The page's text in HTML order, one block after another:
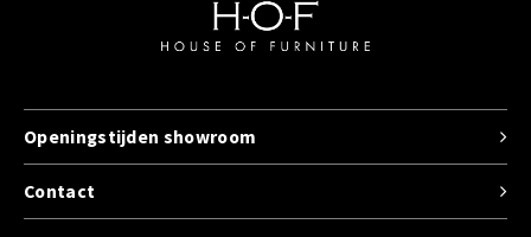
Contact
Openingstijden showroom